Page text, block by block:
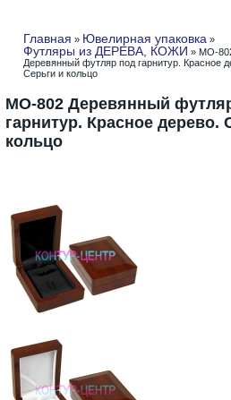
Главная » Ювелирная упаковка »
Футляры из ДЕРЕВА, КОЖИ » MO-
Деревянный футляр под гарнитур. Красное
Серьги и кольцо
MO-802 Деревянный
гарнитур. Красное дерево.
кольцо